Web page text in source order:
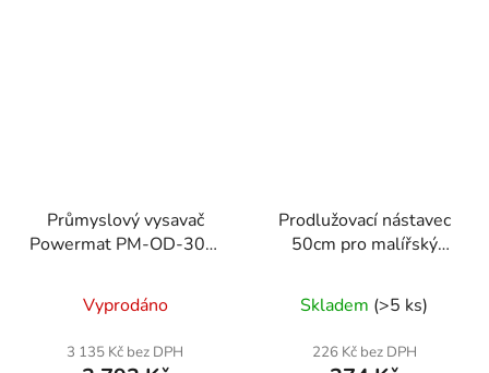
Průmyslový vysavač
Powermat PM-OD-30M
suché/mokré s
mechanickým oklepem
Vyprodáno
3 135 Kč bez DPH
Prodlužovací nástavec
50cm pro malířský
1500M-PRZ
Skladem (>5 ks)
226 Kč bez DPH